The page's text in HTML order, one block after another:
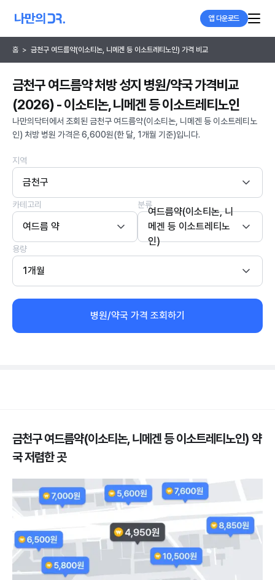
앱 다운로드
홈 > 금천구 여드름약(이소티논, 니메겐 등 이소트레티노인) 가격 비교
금천구 여드름약 처방 성지 병원/약국 가격비교
(2026) - 이소티논, 니메겐 등 이소트레티노인
나만의닥터에서 조회된 금천구 여드름약(이소티논, 니메겐 등 이소트레티노
인) 처방 병원 가격은 6,600원(한 달, 1개월 기준)입니다.
지역
금천구
카테고리
여드름 약
분류
여드름약(이소티논, 니
메겐 등 이소트레티노
인)
용량
1개월
병원/약국 가격 조회하기
금천구 여드름약(이소티논, 니메겐 등 이소트레티노인) 약
국 저렴한 곳